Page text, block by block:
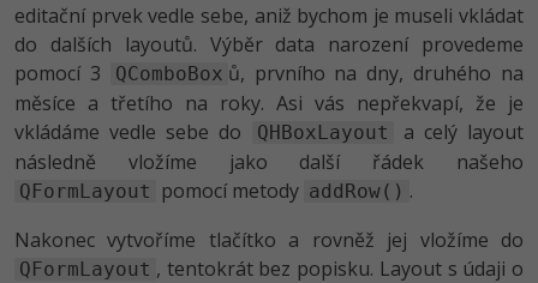
editační prvek vedle sebe, aniž bychom je museli vkládat
do dalších layoutů. Výběr data narození provedeme
pomocí 3
QComboBox ů, prvního na dny, druhého na
měsíce a třetího na roky. Asi vás nepřekvapí, že je
vkládáme vedle sebe do
QHBoxLayout
a celý layout
následně vložíme jako další řádek našeho
QFormLayout pomocí metody addRow() .
Nakonec vytvoříme tlačítko a rovněž jej vložíme do
QFormLayout , tentokrát bez popisku. Layout s údaji o